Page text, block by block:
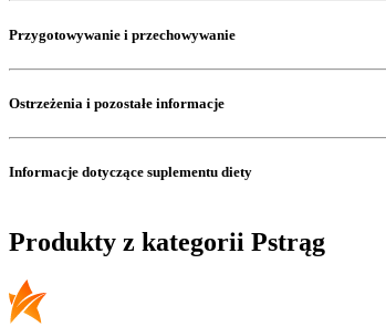
Przygotowywanie i przechowywanie
Ostrzeżenia i pozostałe informacje
Informacje dotyczące suplementu diety
Produkty z kategorii Pstrąg